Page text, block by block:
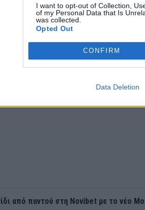
I want to opt-out of Collection,
of my Personal Data that Is
was collected.
Opted Out
CONFIRM
Data Deletion
προχώρησαν ήδη σε
μία πρώτη συζήτηση με τον
από παντού στη Novibet με το νέο